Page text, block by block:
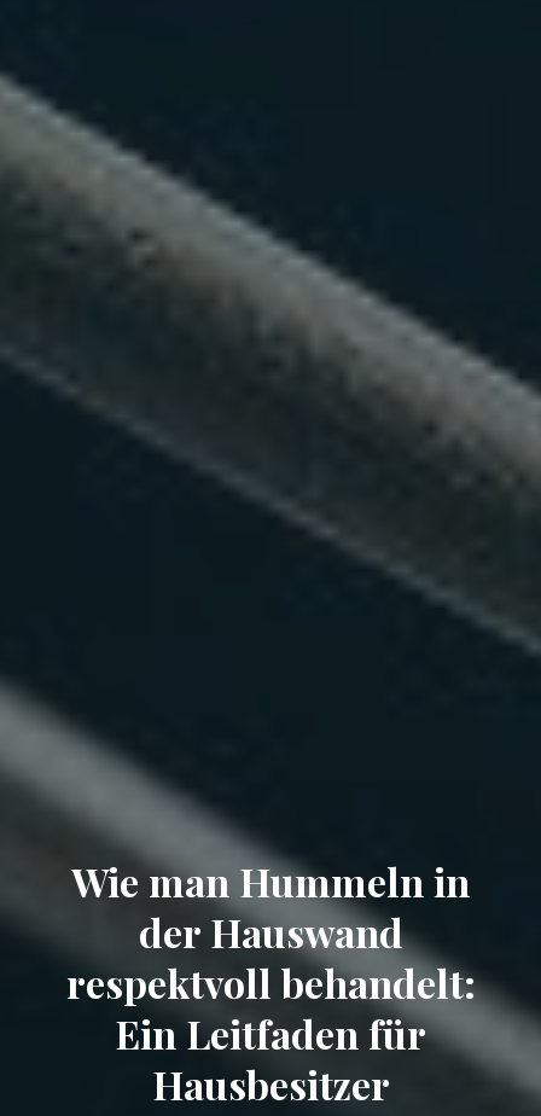
Wie man Hummeln in
der Hauswand
respektvoll behandelt:
Ein Leitfaden für
Hausbesitzer